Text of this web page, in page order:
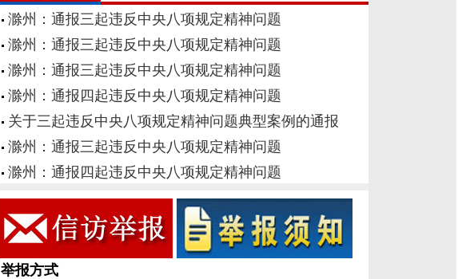
滁州：通报三起违反中央八项规定精神问题
滁州：通报三起违反中央八项规定精神问题
滁州：通报三起违反中央八项规定精神问题
滁州：通报四起违反中央八项规定精神问题
关于三起违反中央八项规定精神问题典型案例的通报
滁州：通报三起违反中央八项规定精神问题
滁州：通报四起违反中央八项规定精神问题
举报方式